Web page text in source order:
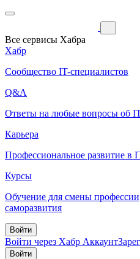
Все сервисы Хабра
Хабр
Сообщество IT-специалистов
Q&A
Ответы на любые вопросы об
Карьера
Профессиональное развитие в
Курсы
Обучение для смены
саморазвития
Войти
Войти через Хабр Аккаунт
Войти